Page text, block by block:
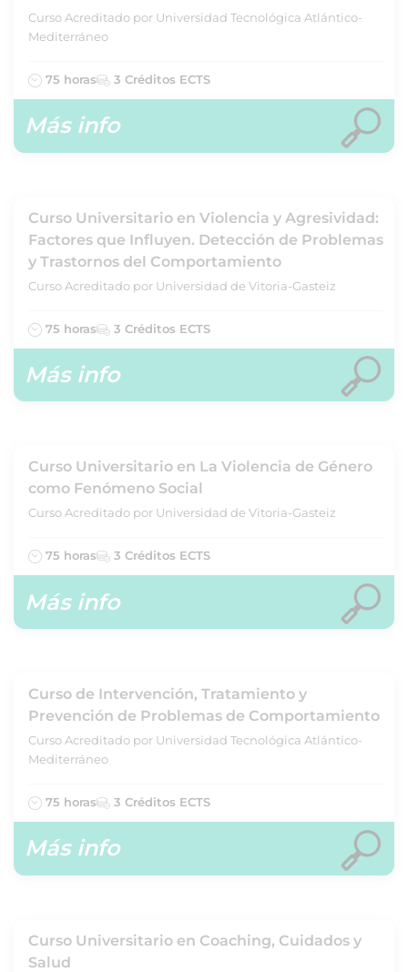
Curso Acreditado por Universidad Tecnológica Atlántico-
Mediterráneo
75 horas 3 Créditos ECTS
Más info
Curso Universitario en Violencia y Agresividad:
Factores que Influyen. Detección de Problemas
y Trastornos del Comportamiento
Curso Acreditado por Universidad de Vitoria-Gasteiz
75 horas 3 Créditos ECTS
Más info
Curso Universitario en La Violencia de Género
como Fenómeno Social
Curso Acreditado por Universidad de Vitoria-Gasteiz
75 horas 3 Créditos ECTS
Más info
Curso de Intervención, Tratamiento y
Prevención de Problemas de Comportamiento
Curso Acreditado por Universidad Tecnológica Atlántico-
Mediterráneo
75 horas 3 Créditos ECTS
Más info
Curso Universitario en Coaching, Cuidados y
Salud